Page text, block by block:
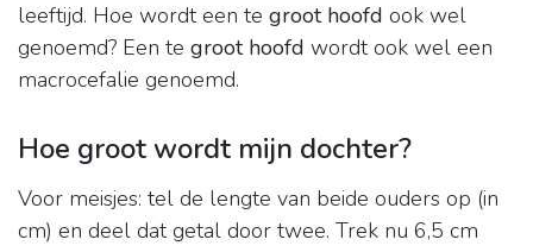
leeftijd. Hoe wordt een te groot hoofd ook wel
genoemd? Een te groot hoofd wordt ook wel een
macrocefalie genoemd.
Hoe groot wordt mijn dochter?
Voor meisjes: tel de lengte van beide ouders op (in
cm) en deel dat getal door twee. Trek nu 6,5 cm